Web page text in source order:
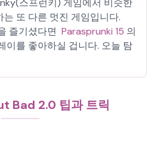
스프런키) 게임에서 비슷한
또 다른 멋진 게임입니다.
즐기셨다면 Parasprunki 15 의
이를 좋아하실 겁니다. 오늘 탐
Bad 2.0 팁과 트릭